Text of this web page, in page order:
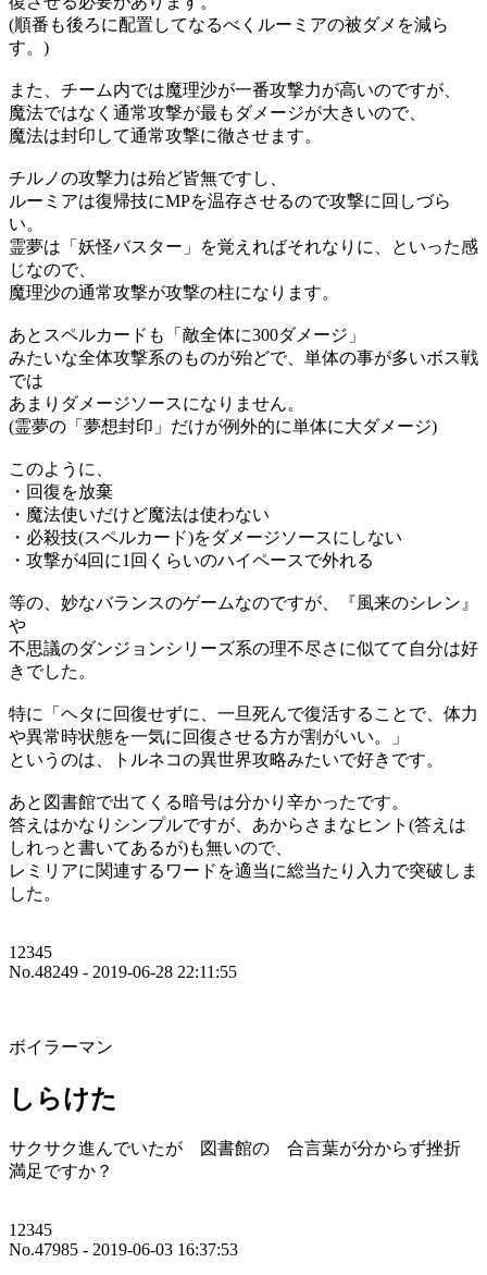
(順番も後ろに配置してなるべくルーミアの被ダメを減ら
す。)
また、チーム内では魔理沙が一番攻撃力が高いのですが、
魔法ではなく通常攻撃が最もダメージが大きいので、
魔法は封印して通常攻撃に徹させます。
チルノの攻撃力は殆ど皆無ですし、
ルーミアは復帰技にMPを温存させるので攻撃に回しづら
い。
霊夢は「妖怪バスター」を覚えればそれなりに、といった感
じなので、
魔理沙の通常攻撃が攻撃の柱になります。
あとスペルカードも「敵全体に300ダメージ」
みたいな全体攻撃系のものが殆どで、単体の事が多いボス戦
では
あまりダメージソースになりません。
(霊夢の「夢想封印」だけが例外的に単体に大ダメージ)
このように、
・回復を放棄
・魔法使いだけど魔法は使わない
・必殺技(スペルカード)をダメージソースにしない
・攻撃が4回に1回くらいのハイペースで外れる
等の、妙なバランスのゲームなのですが、『風来のシレン』
や
不思議のダンジョンシリーズ系の理不尽さに似てて自分は好
きでした。
特に「ヘタに回復せずに、一旦死んで復活することで、体力
や異常時状態を一気に回復させる方が割がいい。」
というのは、トルネコの異世界攻略みたいで好きです。
あと図書館で出てくる暗号は分かり辛かったです。
答えはかなりシンプルですが、あからさまなヒント(答えは
しれっと書いてあるが)も無いので、
レミリアに関連するワードを適当に総当たり入力で突破しま
した。
12345
No.48249 - 2019-06-28 22:11:55
ボイラーマン
しらけた
サクサク進んでいたが 図書館の 合言葉が分からず挫折
満足ですか？
12345
No.47985 - 2019-06-03 16:37:53